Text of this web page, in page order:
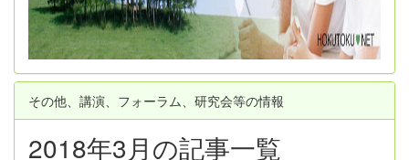
その他、講演、フォーラム、研究会等の情報
2018年3月の記事一覧